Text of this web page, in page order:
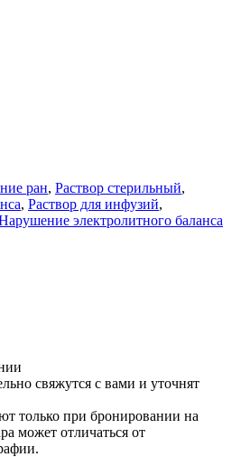
ран, Раствор стерильный,
, Раствор для инфузий,
электролитного баланса
свяжутся с вами и уточнят
только при бронировании на
может отличаться от